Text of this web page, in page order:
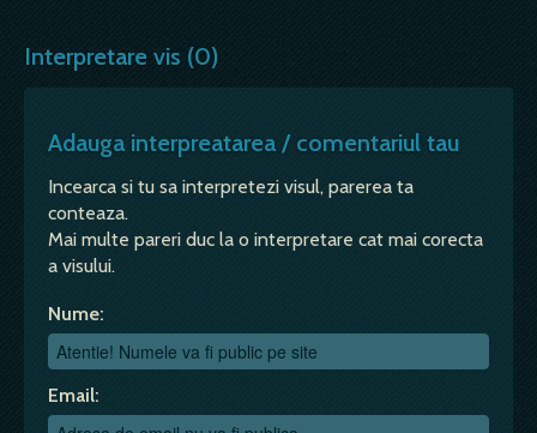
Interpretare vis (0)
Adauga interpreatarea / comentariul tau
Incearca si tu sa interpretezi visul, parerea ta
conteaza.
Mai multe pareri duc la o interpretare cat mai corecta
a visului.
Nume:
Email: